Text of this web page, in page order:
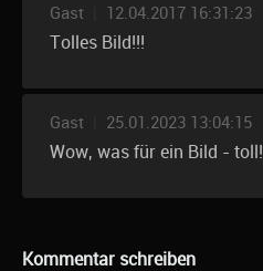
Gast 12.04.2017 16:31:23
Tolles Bild!!!
Gast 25.01.2023 13:04:15
Wow, was für ein Bild - toll!
Kommentar schreiben